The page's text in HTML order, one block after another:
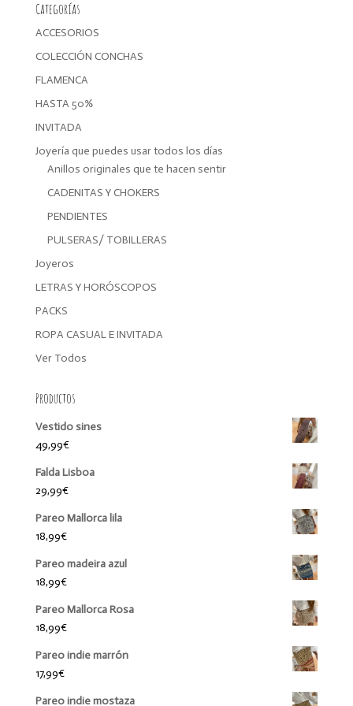
Categorías
ACCESORIOS
COLECCIÓN CONCHAS
FLAMENCA
HASTA 50%
INVITADA
Joyería que puedes usar todos los días
Anillos originales que te hacen sentir
CADENITAS Y CHOKERS
PENDIENTES
PULSERAS/ TOBILLERAS
Joyeros
LETRAS Y HORÓSCOPOS
PACKS
ROPA CASUAL E INVITADA
Ver Todos
Productos
Vestido sines
49,99€
Falda Lisboa
29,99€
Pareo Mallorca lila
18,99€
Pareo madeira azul
18,99€
Pareo Mallorca Rosa
18,99€
Pareo indie marrón
17,99€
Pareo indie mostaza